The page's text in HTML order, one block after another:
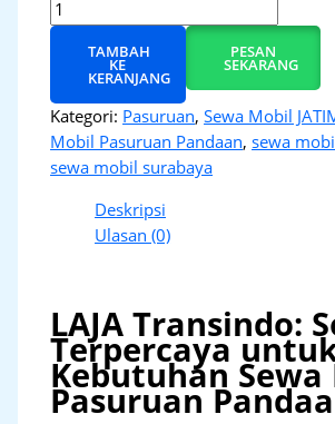
TAMBAH
KE
KERANJANG
PESAN
SEKARANG
Kategori: Pasuruan,Sewa Mobil
Mobil Pasuruan Pandaan,sewa
sewa mobil surabaya
Deskripsi
Ulasan (0)
LAJA Transindo:
Terpercaya
Kebutuhan Sewa
Pasuruan